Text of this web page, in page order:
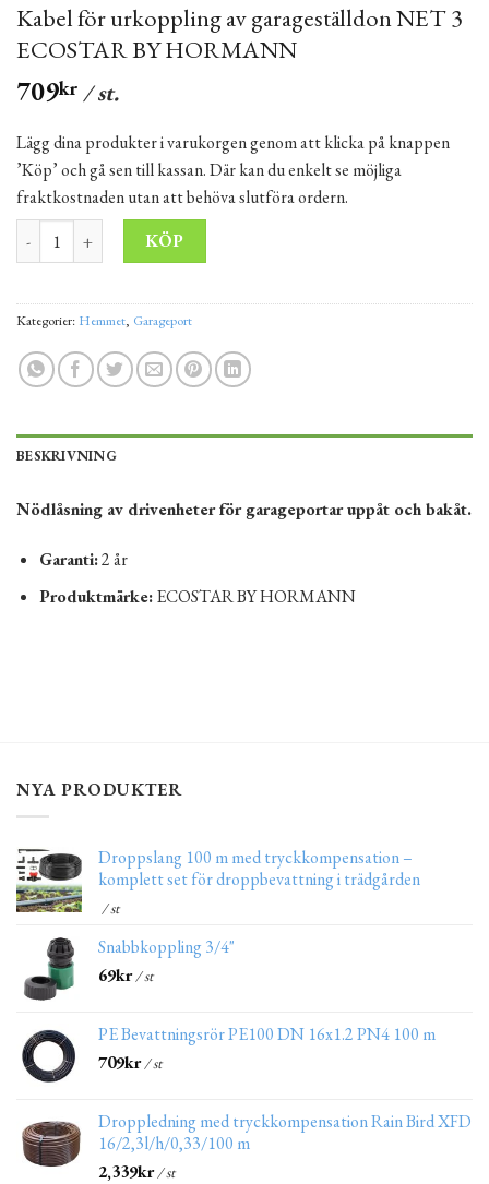
Kabel för urkoppling av garageställdon NET 3
ECOSTAR BY HORMANN
709kr / st.
Lägg dina produkter i varukorgen genom att klicka på knappen
’Köp’ och gå sen till kassan. Där kan du enkelt se möjliga
fraktkostnaden utan att behöva slutföra ordern.
Kabel för urkoppling av garageställdon NET 3 ECOSTAR BY
KÖP
Kategorier: Hemmet, Garageport
BESKRIVNING
Nödlåsning av drivenheter för garageportar uppåt och bakåt.
Garanti:2 år
Produktmärke:ECOSTAR BY HORMANN
NYA PRODUKTER
Droppslang 100 m med tryckkompensation –
komplett set för droppbevattning i trädgården
/ st
Snabbkoppling 3/4"
69kr/ st
PE Bevattningsrör PE100 DN 16x1.2 PN4 100 m
709kr/ st
Droppledning med tryckkompensation Rain Bird XFD
16/2,3l/h/0,33/100 m
2,339kr/ st